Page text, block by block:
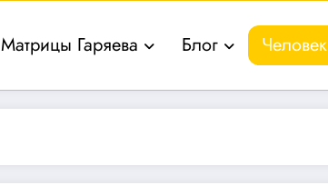
Матрицы Гаряева Блог Человек